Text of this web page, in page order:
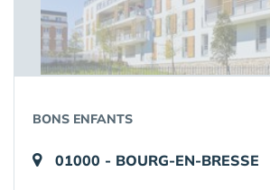
BONS ENFANTS
01000 - BOURG-EN-BRESSE